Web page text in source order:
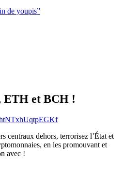
de youpis”
ETH et BCH !
centraux dehors, terrorisez l’État et
en les promouvant et
avec !